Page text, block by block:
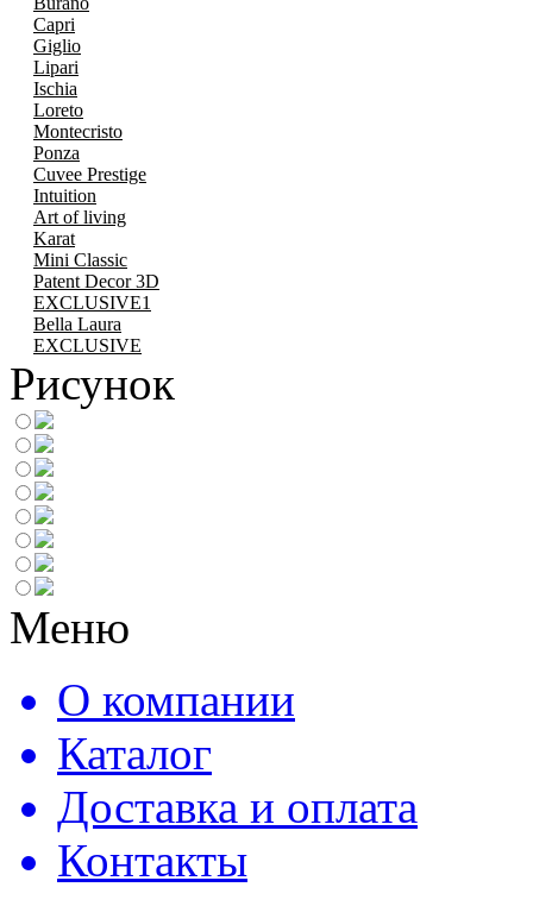
Capri
Giglio
Lipari
Ischia
Loreto
Montecristo
Ponza
Cuvee Prestige
Intuition
Art of living
Karat
Mini Classic
Patent Decor 3D
EXCLUSIVE1
Bella Laura
EXCLUSIVE
Рисунок
Меню
О компании
Каталог
Доставка и оплата
Контакты